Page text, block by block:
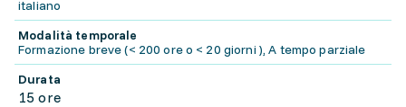
italiano
Modalità temporale
Formazione breve (< 200 ore o < 20 giorni ), A tempo parziale
Durata
15 ore